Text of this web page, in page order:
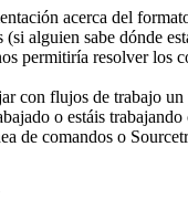
acerca del
(si alguien sabe dónde
permitiría resolver los
con flujos de trabajo un
o estáis
de comandos o